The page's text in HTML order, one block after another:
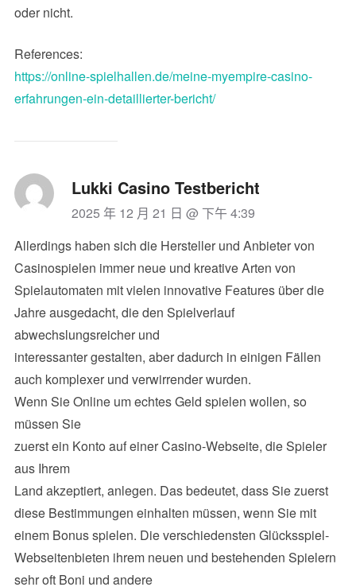
oder nicht.
References:
https://online-spielhallen.de/meine-myempire-casino-
erfahrungen-ein-detaillierter-bericht/
Lukki Casino Testbericht
2025 年 12 月 21 日 @ 下午 4:39
Allerdings haben sich die Hersteller und Anbieter von
Casinospielen immer neue und kreative Arten von
Spielautomaten mit vielen innovative Features über die
Jahre ausgedacht, die den Spielverlauf
abwechslungsreicher und
interessanter gestalten, aber dadurch in einigen Fällen
auch komplexer und verwirrender wurden.
Wenn Sie Online um echtes Geld spielen wollen, so
müssen Sie
zuerst ein Konto auf einer Casino-Webseite, die Spieler
aus Ihrem
Land akzeptiert, anlegen. Das bedeutet, dass Sie zuerst
diese Bestimmungen einhalten müssen, wenn Sie mit
einem Bonus spielen. Die verschiedensten Glücksspiel-
Webseitenbieten ihrem neuen und bestehenden Spielern
sehr oft Boni und andere